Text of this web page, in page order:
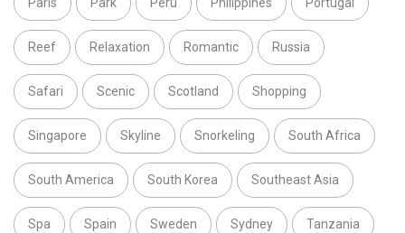
Paris Park Peru Philippines Portugal
Reef Relaxation Romantic Russia
Safari Scenic Scotland Shopping
Singapore Skyline Snorkeling South Africa
South America South Korea Southeast Asia
Spa Spain Sweden Sydney Tanzania